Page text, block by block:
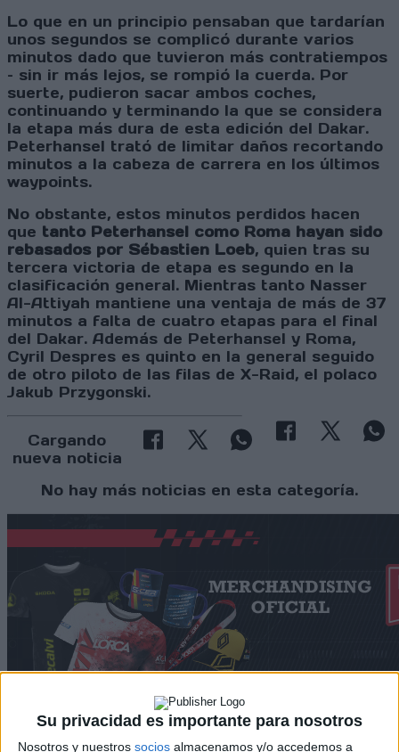
Su privacidad es importante para nosotros
Nosotros y nuestros socios almacenamos y/o accedemos a
Lo que en un principio pensaban que tardarían
unos segundos se complicó durante varios
minutos dado que tuvieron más contratiempos
– sin ir más lejos, se rompió la cuerda. Por
suerte, pudieron sacar ambos coches,
continuando y terminando la que se considera
la etapa más dura de esta edición del Dakar.
Peterhansel trató de limitar daños recortando
minutos a la cabeza de carrera en los últimos
waypoints.
No obstante, estos minutos perdidos hacen
que tanto Peterhansel como Roma hayan sido
rebasados por Sébastien Loeb, quien tras su
tercera victoria de etapa es segundo en la
clasificación general. Mientras tanto Nasser
Al-Attiyah mantiene una ventaja de más de 37
minutos a falta de cuatro etapas para el final
del Dakar. Además de Peterhansel y Roma,
Cyril Despres es quinto en la general seguido
de otro piloto de las filas de X-Raid, el polaco
Jakub Przygonski.
Cargando
nueva noticia
No hay más noticias en esta categoría.